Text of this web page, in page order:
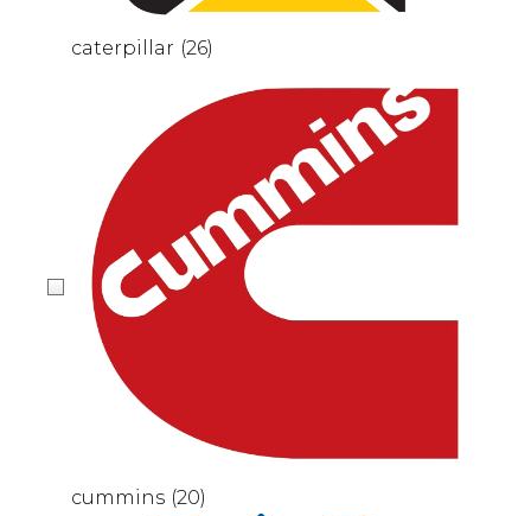
caterpillar (26)
cummins (20)